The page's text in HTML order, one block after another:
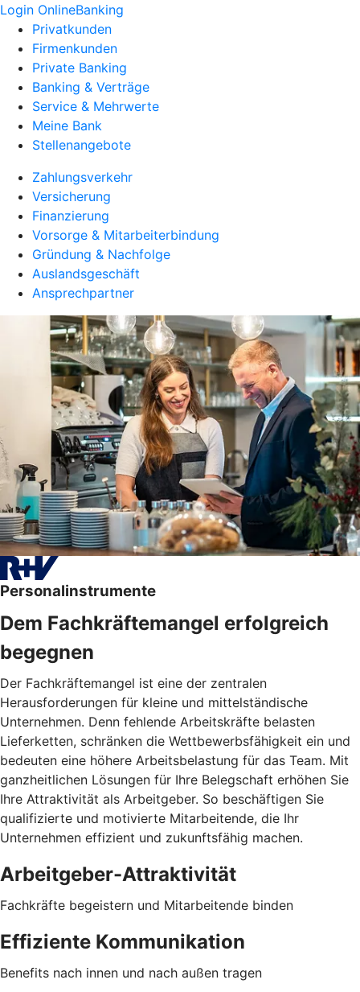
Login OnlineBanking
Privatkunden
Firmenkunden
Private Banking
Banking & Verträge
Service & Mehrwerte
Meine Bank
Stellenangebote
Zahlungsverkehr
Versicherung
Finanzierung
Vorsorge & Mitarbeiterbindung
Gründung & Nachfolge
Auslandsgeschäft
Ansprechpartner
Personalinstrumente
Dem Fachkräftemangel erfolgreich
begegnen
Der Fachkräftemangel ist eine der zentralen
Herausforderungen für kleine und mittelständische
Unternehmen. Denn fehlende Arbeitskräfte belasten
Lieferketten, schränken die Wettbewerbsfähigkeit ein und
bedeuten eine höhere Arbeitsbelastung für das Team. Mit
ganzheitlichen Lösungen für Ihre Belegschaft erhöhen Sie
Ihre Attraktivität als Arbeitgeber. So beschäftigen Sie
qualifizierte und motivierte Mitarbeitende, die Ihr
Unternehmen effizient und zukunftsfähig machen.
Arbeitgeber-Attraktivität
Fachkräfte begeistern und Mitarbeitende binden
Effiziente Kommunikation
Benefits nach innen und nach außen tragen